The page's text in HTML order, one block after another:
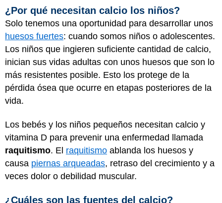
¿Por qué necesitan calcio los niños?
Solo tenemos una oportunidad para desarrollar unos
huesos fuertes: cuando somos niños o adolescentes.
Los niños que ingieren suficiente cantidad de calcio,
inician sus vidas adultas con unos huesos que son lo
más resistentes posible. Esto los protege de la
pérdida ósea que ocurre en etapas posteriores de la
vida.
Los bebés y los niños pequeños necesitan calcio y
vitamina D para prevenir una enfermedad llamada
raquitismo. El raquitismo ablanda los huesos y
causa piernas arqueadas, retraso del crecimiento y a
veces dolor o debilidad muscular.
¿Cuáles son las fuentes del calcio?